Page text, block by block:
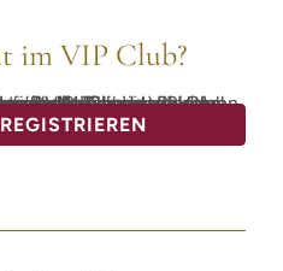
im VIP Club?
aus dem Hotel informieren. Außerdem profitieren Sie von exklusiven Sonderangeboten und spannenden Gewinnspielen. Die genauen Bedingungen zur Einlösung der Classic-Points finden Sie im VIP-Club.